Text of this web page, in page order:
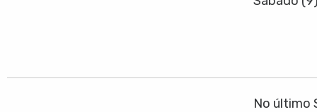
No último